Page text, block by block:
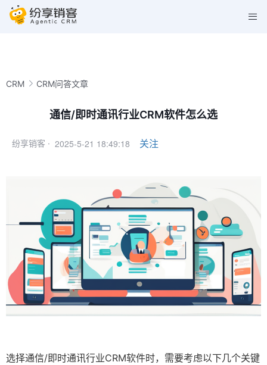
CRM CRM问答文章
通信/即时通讯行业CRM软件怎么选
纷享销客 · 2025-5-21 18:49:18 关注
选择通信/即时通讯行业CRM软件时，需要考虑以下几个关键